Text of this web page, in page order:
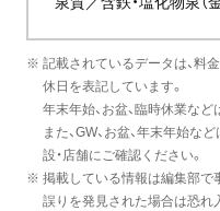
※ 記載されているデータは、料
休日を表記しています。
年末年始、お盆、臨時休業な
また、GW、お盆、年末年始
設・店舗にご確認ください。
※ 掲載している情報は編集部で
誤りを発見された場合は恐れ